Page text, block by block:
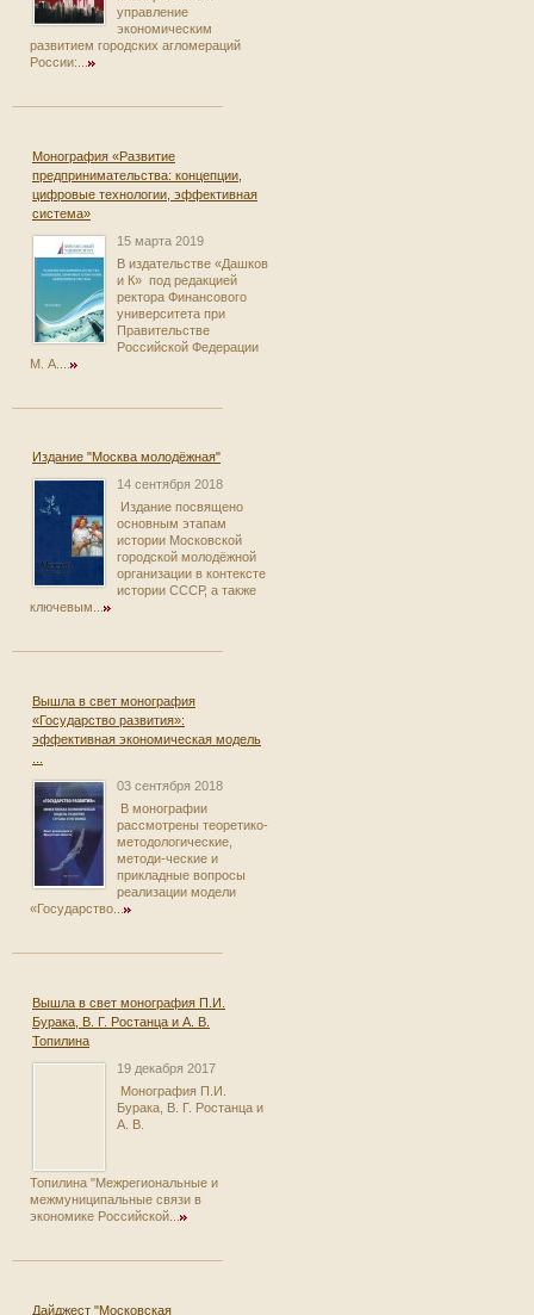
управление
экономическим
развитием городских агломераций
России:...
Монография «Развитие
предпринимательства: концепции,
цифровые технологии, эффективная
система»
15 марта 2019
В издательстве «Дашков
и К» под редакцией
ректора Финансового
университета при
Правительстве
Российской Федерации
М. А....
Издание "Москва молодёжная"
14 сентября 2018
Издание посвящено
основным этапам
истории Московской
городской молодёжной
организации в контексте
истории СССР, а также
ключевым...
Вышла в свет монография
«Государство развития»:
эффективная экономическая модель
03 сентября 2018
В монографии
рассмотрены теоретико-
методологические,
методи-ческие и
прикладные вопросы
реализации модели
«Государство...
Вышла в свет монография П.И.
Бурака, В. Г. Ростанца и А. В.
Топилина
19 декабря 2017
Монография П.И.
Бурака, В. Г. Ростанца и
А. В.
Топилина "Межрегиональные и
межмуниципальные связи в
экономике Российской...
Дайджест "Московская